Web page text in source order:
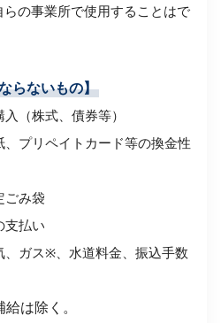
の事業所で使用することはで
らないもの】
（株式、債券等）
プリペイトカード等の換金性
み袋
払い
ガス※、水道料金、振込手数
は除く。